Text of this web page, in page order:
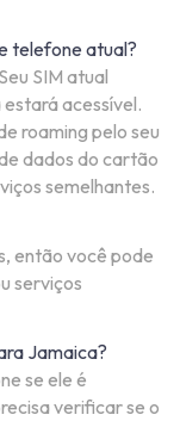
telefone atual?
SIM atual
acessível.
roaming pelo seu
dados do cartão
semelhantes.
então você pode
serviços
Jamaica?
se ele é
verificar se o